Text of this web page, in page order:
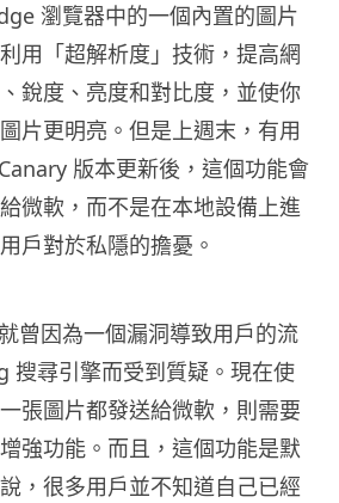
瀏覽器中的一個內置的圖片
用「超解析度」技術，提高網
銳度、亮度和對比度，並使你
片更明亮。但是上週末，有用
版本更新後，這個功能會
微軟，而不是在本地設備上進
戶對於私隱的擔憂。
曾因為一個漏洞導致用戶的流
搜尋引擎而受到質疑。現在使
張圖片都發送給微軟，則需要
強功能。而且，這個功能是默
，很多用戶並不知道自己已經